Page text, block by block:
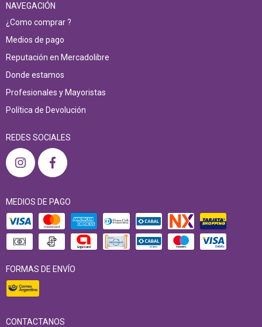
NAVEGACIÓN
¿Como comprar ?
Medios de pago
Reputación en Mercadolibre
Donde estamos
Profesionales y Mayoristas
Política de Devolución
REDES SOCIALES
MEDIOS DE PAGO
FORMAS DE ENVÍO
CONTACTANOS